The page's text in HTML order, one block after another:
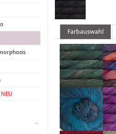
NEU
Farbauswahl